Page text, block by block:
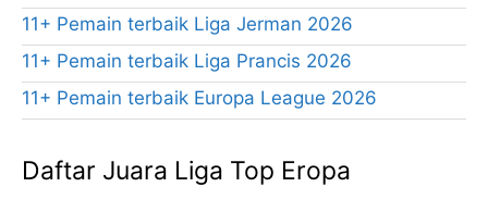
11+ Pemain terbaik Liga Jerman 2026
11+ Pemain terbaik Liga Prancis 2026
11+ Pemain terbaik Europa League 2026
Daftar Juara Liga Top Eropa